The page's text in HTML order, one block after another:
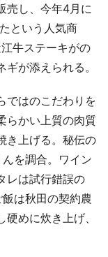
売し、今年4月に
という人気商
牛ステーキがの
が添えられる。
ではのこだわりを
らかい上質の肉質
き上げる。秘伝の
を調合。ワイン
レは試行錯誤の
は秋田の契約農
めに炊き上げ、